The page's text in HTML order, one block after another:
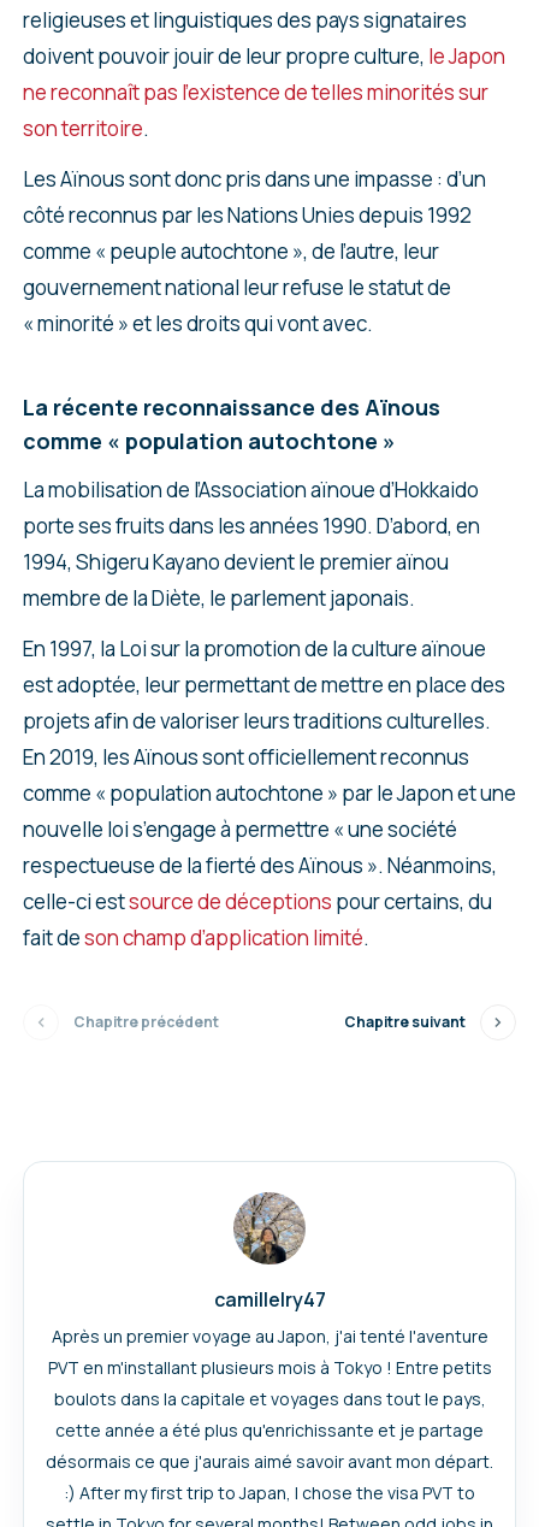
religieuses et linguistiques des pays signataires
doivent pouvoir jouir de leur propre culture, le Japon
ne reconnaît pas l’existence de telles minorités sur
son territoire.
Les Aïnous sont donc pris dans une impasse : d’un
côté reconnus par les Nations Unies depuis 1992
comme « peuple autochtone », de l’autre, leur
gouvernement national leur refuse le statut de
« minorité » et les droits qui vont avec.
La récente reconnaissance des Aïnous
comme « population autochtone »
La mobilisation de l’Association aïnoue d’Hokkaido
porte ses fruits dans les années 1990. D’abord, en
1994, Shigeru Kayano devient le premier aïnou
membre de la Diète, le parlement japonais.
En 1997, la Loi sur la promotion de la culture aïnoue
est adoptée, leur permettant de mettre en place des
projets afin de valoriser leurs traditions culturelles.
En 2019, les Aïnous sont officiellement reconnus
comme « population autochtone » par le Japon et une
nouvelle loi s’engage à permettre « une société
respectueuse de la fierté des Aïnous ». Néanmoins,
celle-ci estsource de déceptions pour certains, du
fait deson champ d’application limité.
Chapitre précédent Chapitre suivant
camillelry47
Après un premier voyage au Japon, j'ai tenté l'aventure
PVT en m'installant plusieurs mois à Tokyo ! Entre petits
boulots dans la capitale et voyages dans tout le pays,
cette année a été plus qu'enrichissante et je partage
désormais ce que j'aurais aimé savoir avant mon départ.
:) After my first trip to Japan, I chose the visa PVT to